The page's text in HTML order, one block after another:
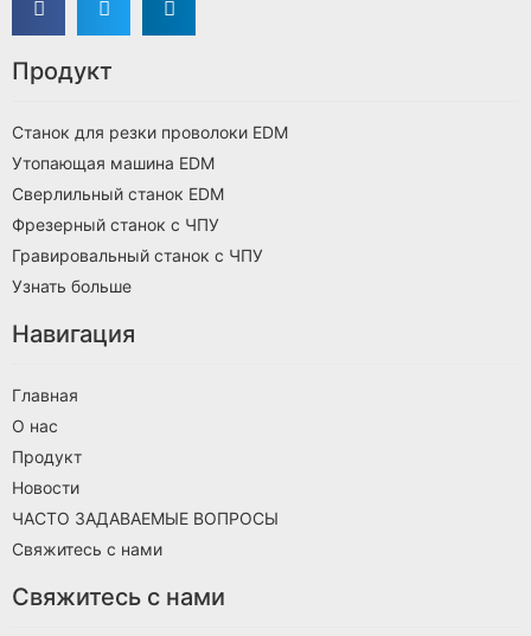
Продукт
Станок для резки проволоки EDM
Утопающая машина EDM
Сверлильный станок EDM
Фрезерный станок с ЧПУ
Гравировальный станок с ЧПУ
Узнать больше
Навигация
Главная
О нас
Продукт
Новости
ЧАСТО ЗАДАВАЕМЫЕ ВОПРОСЫ
Свяжитесь с нами
Свяжитесь с нами